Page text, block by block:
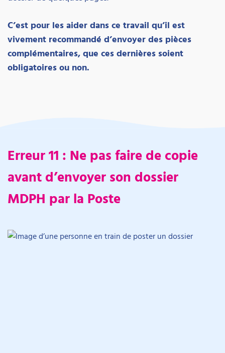
C’est pour les aider dans ce travail qu’il est
vivement recommandé d’envoyer des pièces
complémentaires, que ces dernières soient
obligatoires ou non.
Erreur 11 : Ne pas faire de copie
avant d’envoyer son dossier
MDPH par la Poste